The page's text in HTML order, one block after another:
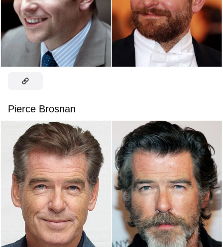
Pierce Brosnan